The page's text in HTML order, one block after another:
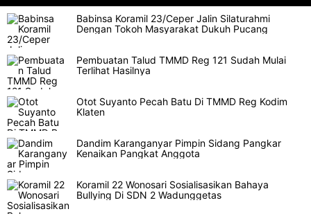
Babinsa Koramil 23/Ceper Jalin Silaturahmi
Dengan Tokoh Masyarakat Dukuh Pucang
Pembuatan Talud TMMD Reg 121 Sudah Mulai
Terlihat Hasilnya
Otot Suyanto Pecah Batu Di TMMD Reg Kodim
Klaten
Dandim Karanganyar Pimpin Sidang Pangkar
Kenaikan Pangkat Anggota
Koramil 22 Wonosari Sosialisasikan Bahaya
Bullying Di SDN 2 Wadunggetas